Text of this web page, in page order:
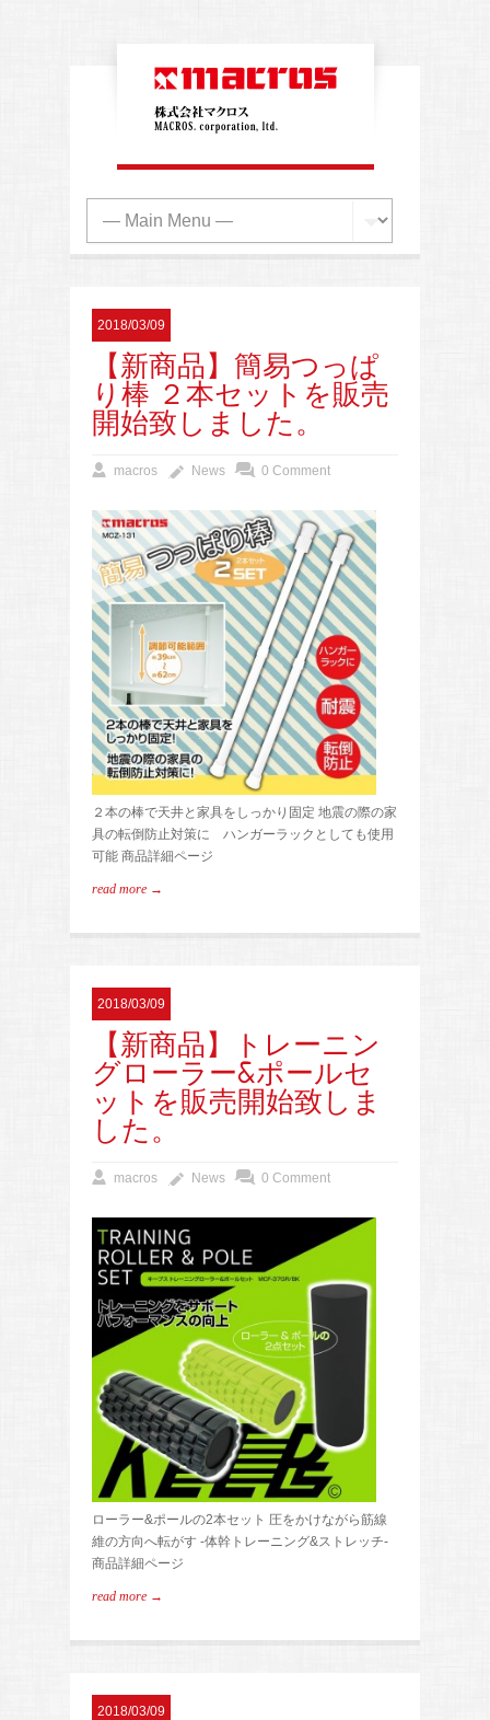
2018/03/09
【新商品】簡易つっぱ
り棒 ２本セットを販売
開始致しました。
macros News 0 Comment
２本の棒で天井と家具をしっかり固定 地震の際の家
具の転倒防止対策に ハンガーラックとしても使用
可能 商品詳細ページ
read more →
2018/03/09
【新商品】トレーニン
グローラー&ポールセ
ットを販売開始致しま
した。
macros News 0 Comment
ローラー&ポールの2本セット 圧をかけながら筋線
維の方向へ転がす -体幹トレーニング&ストレッチ-
商品詳細ページ
read more →
2018/03/09